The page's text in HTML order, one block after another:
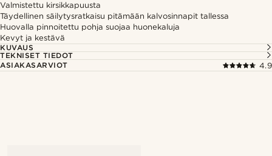
Valmistettu kirsikkapuusta
Täydellinen säilytysratkaisu pitämään kalvosinnapit tallessa
Huovalla pinnoitettu pohja suojaa huonekaluja
Kevyt ja kestävä
KUVAUS
TEKNISET TIEDOT
ASIAKASARVIOT
4.9